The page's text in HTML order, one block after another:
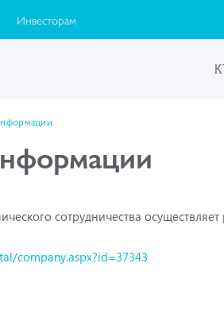
Инвесторам
сотрудничества
company.aspx?id=37343